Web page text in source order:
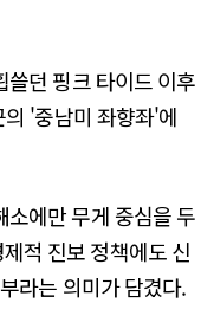
쓸던 핑크 타이드 이후
'중남미 좌향좌'에
소에만 무게 중심을 두
적 진보 정책에도 신
라는 의미가 담겼다.